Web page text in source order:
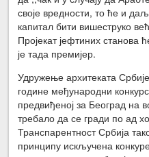
своје вредности, то ће и
капитал бити вишеструко
Пројекат јефтиних станова
је тада премијер.
Удружење архитеката
године међународни
предвиђеној за Београд на
требало да се гради по ад
Транспарентност Србија
принципу искључена